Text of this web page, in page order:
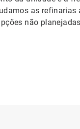
as
não